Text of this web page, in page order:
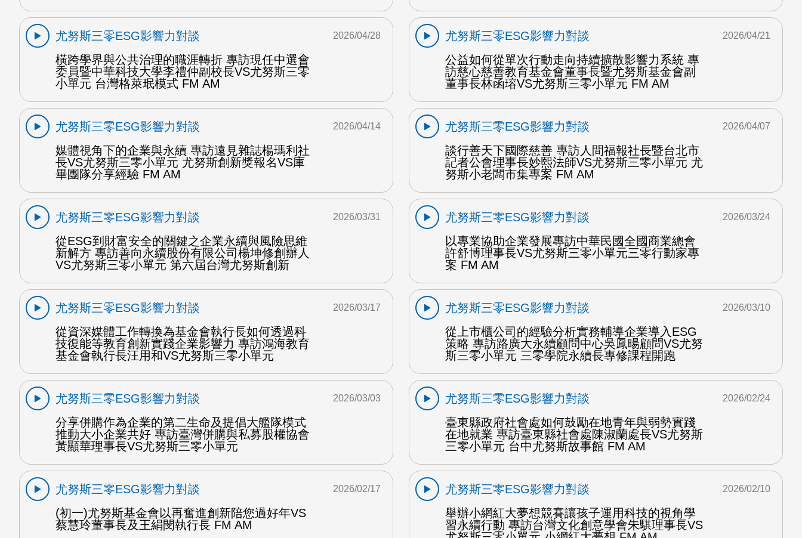
尤努斯三零ESG影響力對談
橫跨學界與公共治理的職涯轉折 專訪現任中選會
委員暨中華科技大學李禮仲副校長VS尤努斯三零
小單元 台灣格萊珉模式 FM AM
2026/04/28
尤努斯三零ESG影響力對談
公益如何從單次行動走向持續擴散影響力系統 專
訪慈心慈善教育基金會董事長暨尤努斯基金會副
董事長林函瑢VS尤努斯三零小單元 FM AM
2026/04/21
尤努斯三零ESG影響力對談
媒體視角下的企業與永續 專訪遠見雜誌楊瑪利社
長VS尤努斯三零小單元 尤努斯創新獎報名VS庫
畢團隊分享經驗 FM AM
2026/04/14
尤努斯三零ESG影響力對談
談行善天下國際慈善 專訪人間福報社長暨台北市
記者公會理事長妙熙法師VS尤努斯三零小單元 尤
努斯小老闆市集專案 FM AM
2026/04/07
尤努斯三零ESG影響力對談
從ESG到財富安全的關鍵之企業永續與風險思維
新解方 專訪善向永續股份有限公司楊坤修創辦人
VS尤努斯三零小單元 第六屆台灣尤努斯創新
2026/03/31
尤努斯三零ESG影響力對談
以專業協助企業發展專訪中華民國全國商業總會
許舒博理事長VS尤努斯三零小單元三零行動家專
案 FM AM
2026/03/24
尤努斯三零ESG影響力對談
從資深媒體工作轉換為基金會執行長如何透過科
技復能等教育創新實踐企業影響力 專訪鴻海教育
基金會執行長汪用和VS尤努斯三零小單元
2026/03/17
尤努斯三零ESG影響力對談
從上市櫃公司的經驗分析實務輔導企業導入ESG
策略 專訪路廣大永續顧問中心吳鳳暘顧問VS尤努
斯三零小單元 三零學院永續長專修課程開跑
2026/03/10
尤努斯三零ESG影響力對談
分享併購作為企業的第二生命及提倡大艦隊模式
推動大小企業共好 專訪臺灣併購與私募股權協會
黃顯華理事長VS尤努斯三零小單元
2026/03/03
尤努斯三零ESG影響力對談
臺東縣政府社會處如何鼓勵在地青年與弱勢實踐
在地就業 專訪臺東縣社會處陳淑蘭處長VS尤努斯
三零小單元 台中尤努斯故事館 FM AM
2026/02/24
尤努斯三零ESG影響力對談
(初一)尤努斯基金會以再奮進創新陪您過好年VS
蔡慧玲董事長及王絹閔執行長 FM AM
2026/02/17
尤努斯三零ESG影響力對談
舉辦小網紅大夢想競賽讓孩子運用科技的視角學
習永續行動 專訪台灣文化創意學會朱騏理事長VS
2026/02/10